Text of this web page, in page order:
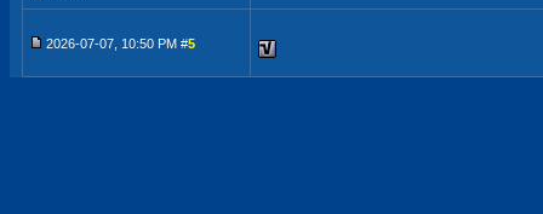
2026-07-07, 10:50 PM #5